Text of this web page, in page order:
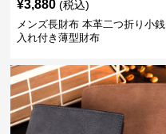
¥3,880 (税込)
メンズ長財布 本革二つ折り小銭
入れ付き薄型財布